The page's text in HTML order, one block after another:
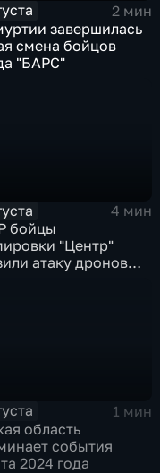
2 мин
завершилась
смена бойцов
"БАРС"
4 мин
бойцы
"Центр"
атаку дронов
1 мин
область
события
2024 года